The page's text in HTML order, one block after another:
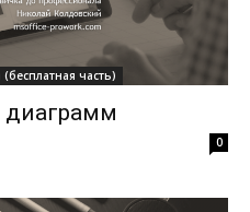
часть)
диаграмм
0